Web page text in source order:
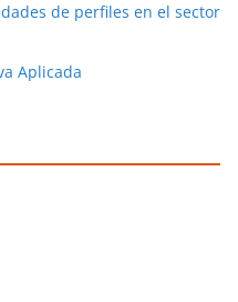
de perfiles en el sector
Aplicada